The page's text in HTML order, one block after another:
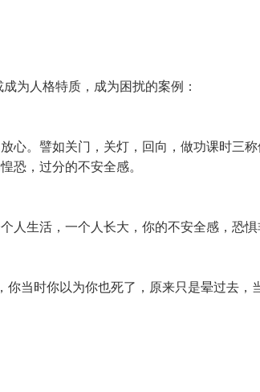
为人格特质，成为困扰的案例：
心。譬如关门，关灯，回向，做功课时
恐，过分的不安全感。
人生活，一个人长大，你的不安全感，恐
当时你以为你也死了，原来只是晕过去